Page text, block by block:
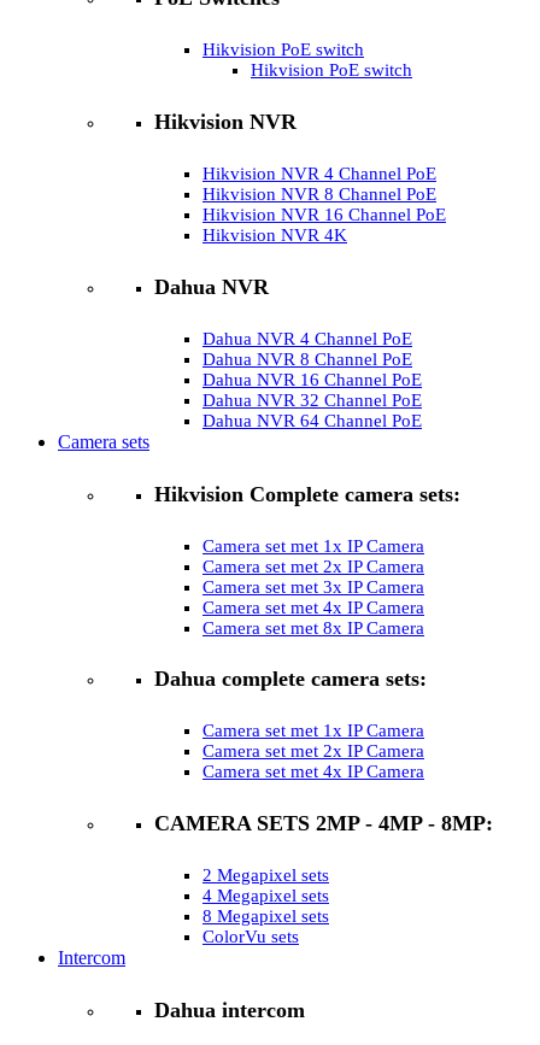
Hikvision PoE switch
Hikvision PoE switch
Hikvision NVR
Hikvision NVR 4 Channel PoE
Hikvision NVR 8 Channel PoE
Hikvision NVR 16 Channel PoE
Hikvision NVR 4K
Dahua NVR
Dahua NVR 4 Channel PoE
Dahua NVR 8 Channel PoE
Dahua NVR 16 Channel PoE
Dahua NVR 32 Channel PoE
Dahua NVR 64 Channel PoE
Camera sets
Hikvision Complete camera sets:
Camera set met 1x IP Camera
Camera set met 2x IP Camera
Camera set met 3x IP Camera
Camera set met 4x IP Camera
Camera set met 8x IP Camera
Dahua complete camera sets:
Camera set met 1x IP Camera
Camera set met 2x IP Camera
Camera set met 4x IP Camera
CAMERA SETS 2MP - 4MP - 8MP:
2 Megapixel sets
4 Megapixel sets
8 Megapixel sets
ColorVu sets
Intercom
Dahua intercom